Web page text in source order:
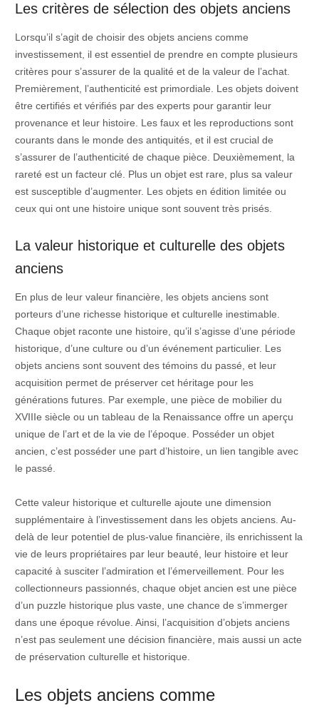
Les critères de sélection des objets anciens
Lorsqu’il s’agit de choisir des objets anciens comme
investissement, il est essentiel de prendre en compte plusieurs
critères pour s’assurer de la qualité et de la valeur de l’achat.
Premièrement, l’authenticité est primordiale. Les objets doivent
être certifiés et vérifiés par des experts pour garantir leur
provenance et leur histoire. Les faux et les reproductions sont
courants dans le monde des antiquités, et il est crucial de
s’assurer de l’authenticité de chaque pièce. Deuxièmement, la
rareté est un facteur clé. Plus un objet est rare, plus sa valeur
est susceptible d’augmenter. Les objets en édition limitée ou
ceux qui ont une histoire unique sont souvent très prisés.
La valeur historique et culturelle des objets
anciens
En plus de leur valeur financière, les objets anciens sont
porteurs d’une richesse historique et culturelle inestimable.
Chaque objet raconte une histoire, qu’il s’agisse d’une période
historique, d’une culture ou d’un événement particulier. Les
objets anciens sont souvent des témoins du passé, et leur
acquisition permet de préserver cet héritage pour les
générations futures. Par exemple, une pièce de mobilier du
XVIIIe siècle ou un tableau de la Renaissance offre un aperçu
unique de l’art et de la vie de l’époque. Posséder un objet
ancien, c’est posséder une part d’histoire, un lien tangible avec
le passé.
Cette valeur historique et culturelle ajoute une dimension
supplémentaire à l’investissement dans les objets anciens. Au-
delà de leur potentiel de plus-value financière, ils enrichissent la
vie de leurs propriétaires par leur beauté, leur histoire et leur
capacité à susciter l’admiration et l’émerveillement. Pour les
collectionneurs passionnés, chaque objet ancien est une pièce
d’un puzzle historique plus vaste, une chance de s’immerger
dans une époque révolue. Ainsi, l’acquisition d’objets anciens
n’est pas seulement une décision financière, mais aussi un acte
de préservation culturelle et historique.
Les objets anciens comme